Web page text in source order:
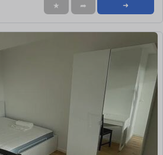
★ ➦ ➜